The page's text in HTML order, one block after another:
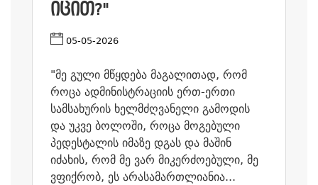
ᲘᲪᲘᲗ?"
05-05-2026
"მე გული მწყდება მაგალითად, რომ
როცა ადმინისტრაციის ერთ-ერთი
სამსახურის ხელმძღვანელი გამოდის
და უკვე ბოლოში, როცა მოგებული
პედესტალის იმაზე დგას და მაშინ
იძახის, რომ მე ვარ მიკერძოებული, მე
ვფიქრობ, ეს არასამართლიანია...